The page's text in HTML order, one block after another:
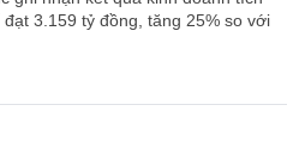
3.159 tỷ đồng, tăng 25% so với